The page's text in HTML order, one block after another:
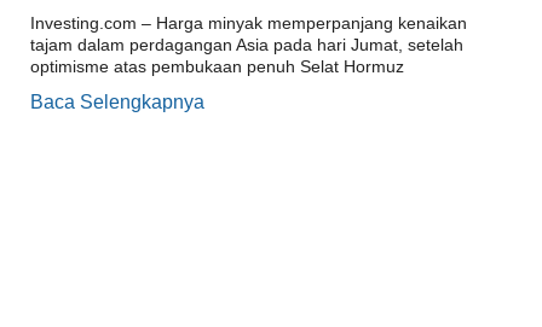
Investing.com – Harga minyak memperpanjang kenaikan
tajam dalam perdagangan Asia pada hari Jumat, setelah
optimisme atas pembukaan penuh Selat Hormuz
Baca Selengkapnya